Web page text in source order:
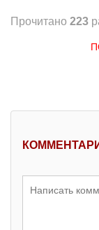
Прочитано 223